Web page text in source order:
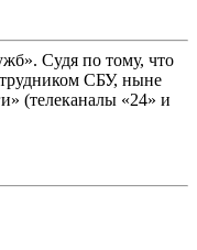
Судя по тому, что
СБУ, ныне
(телеканалы «24» и